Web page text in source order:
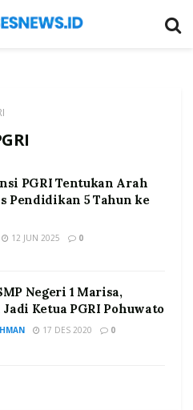
PGRI Tentukan Arah
Pendidikan 5 Tahun ke
12 JUN 2025 0
Negeri 1 Marisa,
Ketua PGRI Pohuwato
17 DES 2020 0